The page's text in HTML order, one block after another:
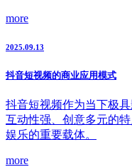
more
2025.09.13
抖音短视频的商业应用模式
抖音短视频作为当下极
互动性强、创意多元的
娱乐的重要载体。
more